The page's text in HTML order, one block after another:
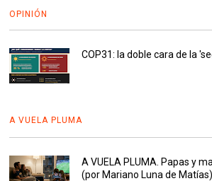
OPINIÓN
COP31: la doble cara de la
A VUELA PLUMA
A VUELA PLUMA. Papas y
(por Mariano Luna de Matías)